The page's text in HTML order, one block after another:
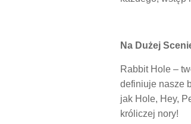
Na Dużej
Rabbit Hole –
definiuje nasze
jak Hole, Hey,
króliczej nory!